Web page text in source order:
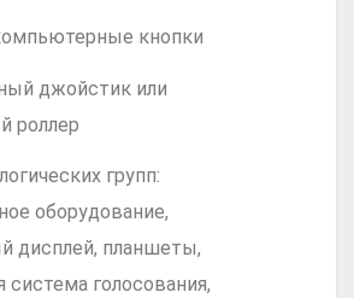
кнопки
джойстик или
роллер
групп:
оборудование,
дисплей, планшеты,
система голосования,